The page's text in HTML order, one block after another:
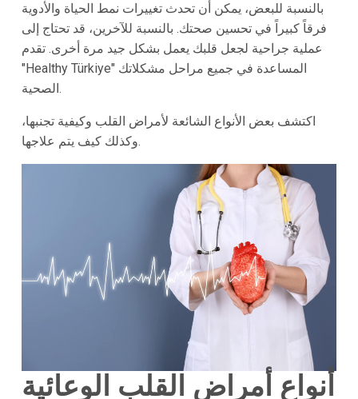
بالنسبة للبعض، يمكن أن تحدث تغييرات نمط الحياة والأدوية
فرقاً كبيراً في تحسين صحتك. بالنسبة للآخرين، قد تحتاج إلى
عملية جراحية لجعل قلبك يعمل بشكل جيد مرة أخرى. تقدم
"Healthy Türkiye" المساعدة في جميع مراحل مشكلاتك
الصحية.
اكتشف بعض الأنواع الشائعة لأمراض القلب وكيفية تجنبها،
وكذلك كيف يتم علاجها.
أنواع أمراض القلب الوعائية